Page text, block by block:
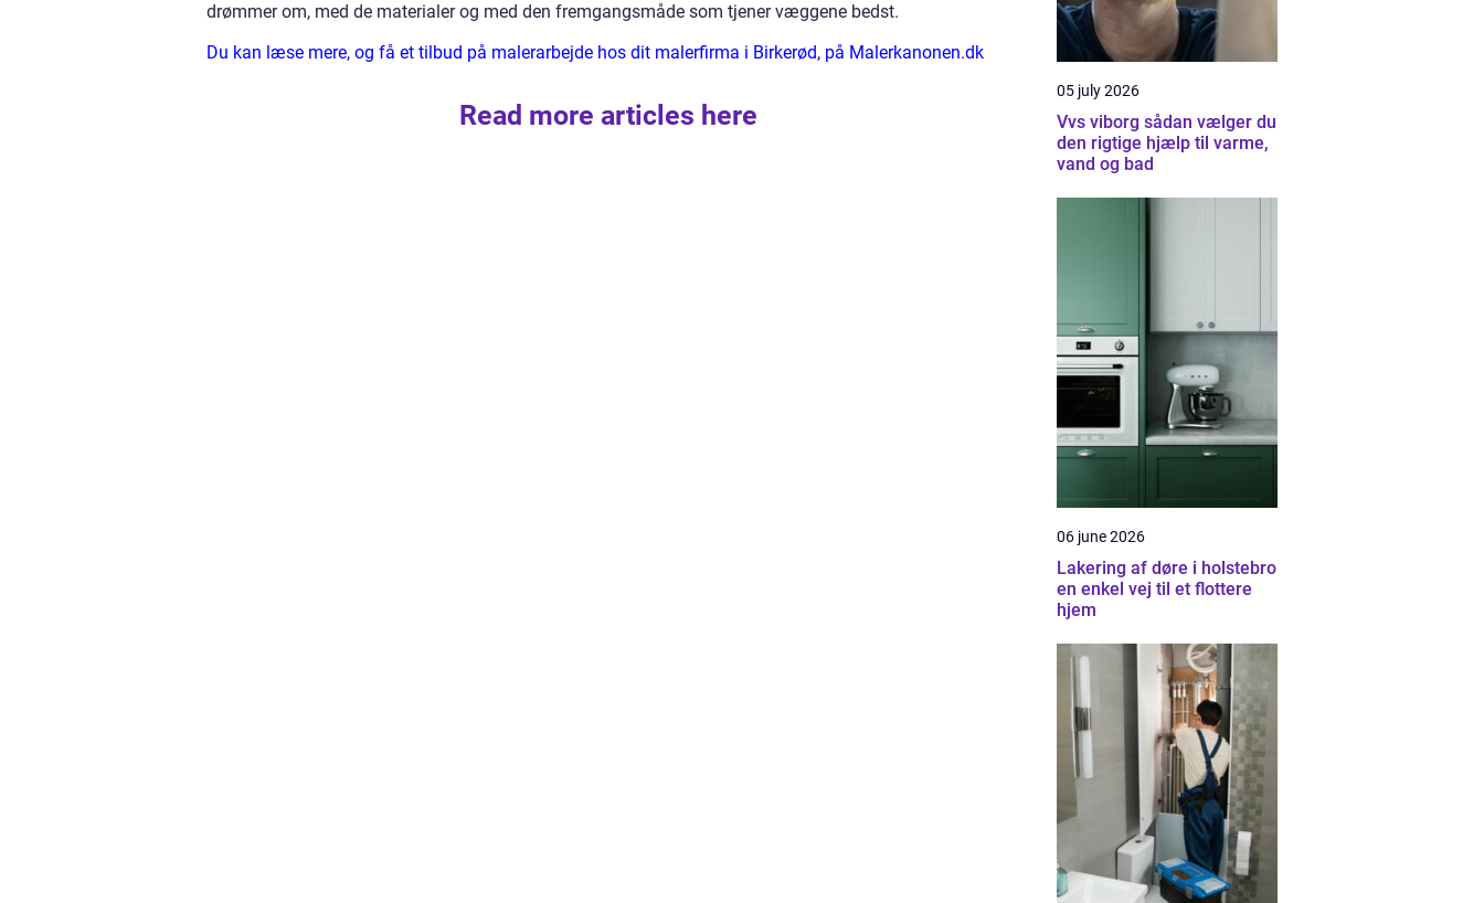
drømmer om, med de materialer og med den fremgangsmåde som tjener væggene bedst.
Du kan læse mere, og få et tilbud på malerarbejde hos dit malerfirma i Birkerød, på Malerkanonen.dk
Read more articles here
05 july 2026
Vvs viborg sådan vælger du
den rigtige hjælp til varme,
vand og bad
06 june 2026
Lakering af døre i holstebro
en enkel vej til et flottere
hjem